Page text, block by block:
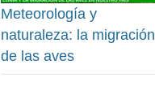
Meteorología y
naturaleza: la migración
de las aves